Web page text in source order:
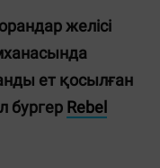
желісі
ет қосылған
бургер Rebel